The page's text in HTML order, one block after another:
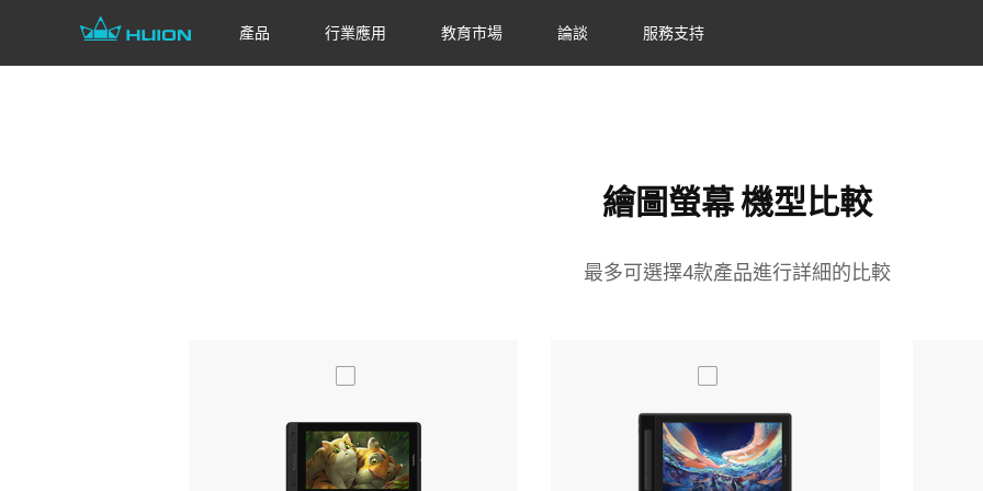
產品 行業應用 教育市場 論談 服務支持
繪圖螢幕 機型比較
最多可選擇4款產品進行詳細的比較